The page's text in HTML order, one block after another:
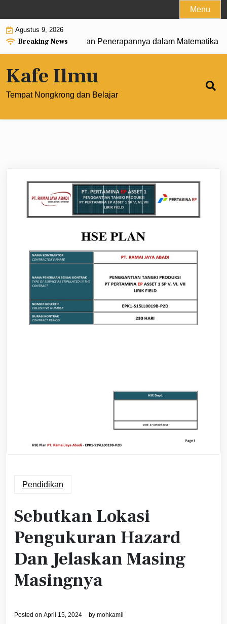
to
content
Menu
Agustus 9, 2026
Breaking News
Rumus, dan Penerapannya dalam Matematika
Kafe Ilmu
Tempat Nongkrong dan Belajar
Pendidikan
Sebutkan Lokasi
Pengukuran Hazard
Dan Jelaskan Masing
Masingnya
Posted on April 15, 2024 by mohkamil